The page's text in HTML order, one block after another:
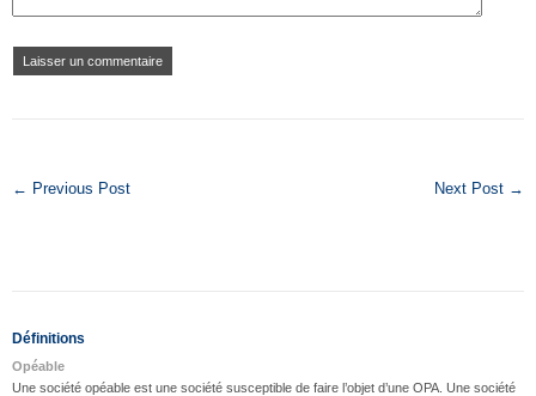
← Previous Post Next Post →
Définitions
Opéable
Une société opéable est une société susceptible de faire l’objet d’une OPA. Une société